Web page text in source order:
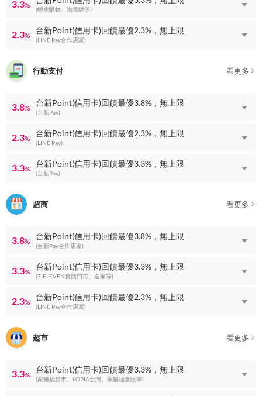
3.3% (蝦皮購物、淘寶網等)
2.3%
台新Point(信用卡)回饋最優2.3%，無上限
(LINE Pay合作店家)
行動支付 看更多
3.8%
台新Point(信用卡)回饋最優3.8%，無上限
(台新Pay)
2.3%
台新Point(信用卡)回饋最優2.3%，無上限
(LINE Pay)
3.3%
台新Point(信用卡)回饋最優3.3%，無上限
(台新Pay)
超商 看更多
3.8%
台新Point(信用卡)回饋最優3.8%，無上限
(台新Pay合作店家)
3.3%
台新Point(信用卡)回饋最優3.3%，無上限
(7-ELEVEN實體門市、全家等)
2.3%
台新Point(信用卡)回饋最優2.3%，無上限
(LINE Pay合作店家)
超市 看更多
3.3%
台新Point(信用卡)回饋最優3.3%，無上限
(家樂福超市、LOPIA台灣、家樂福量販等)